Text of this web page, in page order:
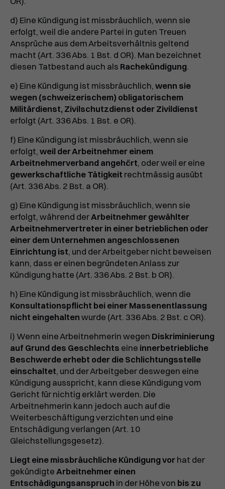
d) Eine Kündigung ist missbräuchlich, wenn sie
erfolgt, weil die andere Partei in guten Treuen
Ansprüche aus dem Arbeitsverhältnis geltend
macht (Art. 336 Abs. 1 Bst. d OR). Man bezeichnet
diesen Tatbestand auch als Rachekündigung.
e) Eine Kündigung ist missbräuchlich, wenn sie
wegen (schweizerischem) obligatorischem
Militärdienst, Zivilschutzdienst oder Zivildienst
erfolgt (Art. 336 Abs. 1 Bst. e OR).
f) Eine Kündigung ist missbräuchlich, wenn sie
erfolgt, weil der Arbeitnehmer einem
Arbeitnehmerverband angehört, oder weil er eine
gewerkschaftliche Tätigkeit rechtmässig ausübt
(Art. 336 Abs. 2 Bst. a OR).
g) Eine Kündigung ist missbräuchlich, wenn sie
erfolgt, während derArbeitnehmer gewählter
Arbeitnehmervertreter in einer betrieblichen oder
einer dem Unternehmen angeschlossenen
Einrichtung ist, und der Arbeitgeber nicht beweisen
kann, dass er einen begründeten Anlass zur
Kündigung hatte (Art. 336 Abs. 2 Bst. b OR).
h) Eine Kündigung ist missbräuchlich, wenn die
Konsultationspflicht bei einer Massenentlassung
nicht eingehalten wurde (Art. 336 Abs. 2 Bst. c OR).
i) Wenn eine Arbeitnehmerin wegen Diskriminierung
auf Grund des Geschlechts eine innerbetriebliche
Beschwerde erhebt oder die Schlichtungsstelle
einschaltet, und der Arbeitgeber deswegen eine
Kündigung ausspricht, kann diese Kündigung vom
Gericht für nichtig erklärt werden. Die
Arbeitnehmerin kann jedoch auch auf die
Weiterbeschäftigung verzichten und eine
Entschädigung verlangen (Art. 10
Gleichstellungsgesetz).
Liegt eine missbräuchliche Kündigung vor hat der
gekündigte Arbeitnehmer einen
Entschädigungsanspruch in der Höhe von bis zu